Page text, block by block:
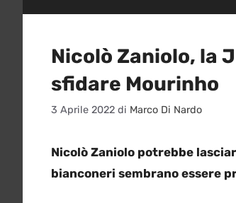
Nicolò Zaniolo, la
sfidare Mourinho
3 Aprile 2022 di Marco Di Nardo
Nicolò Zaniolo potrebbe
bianconeri sembrano essere